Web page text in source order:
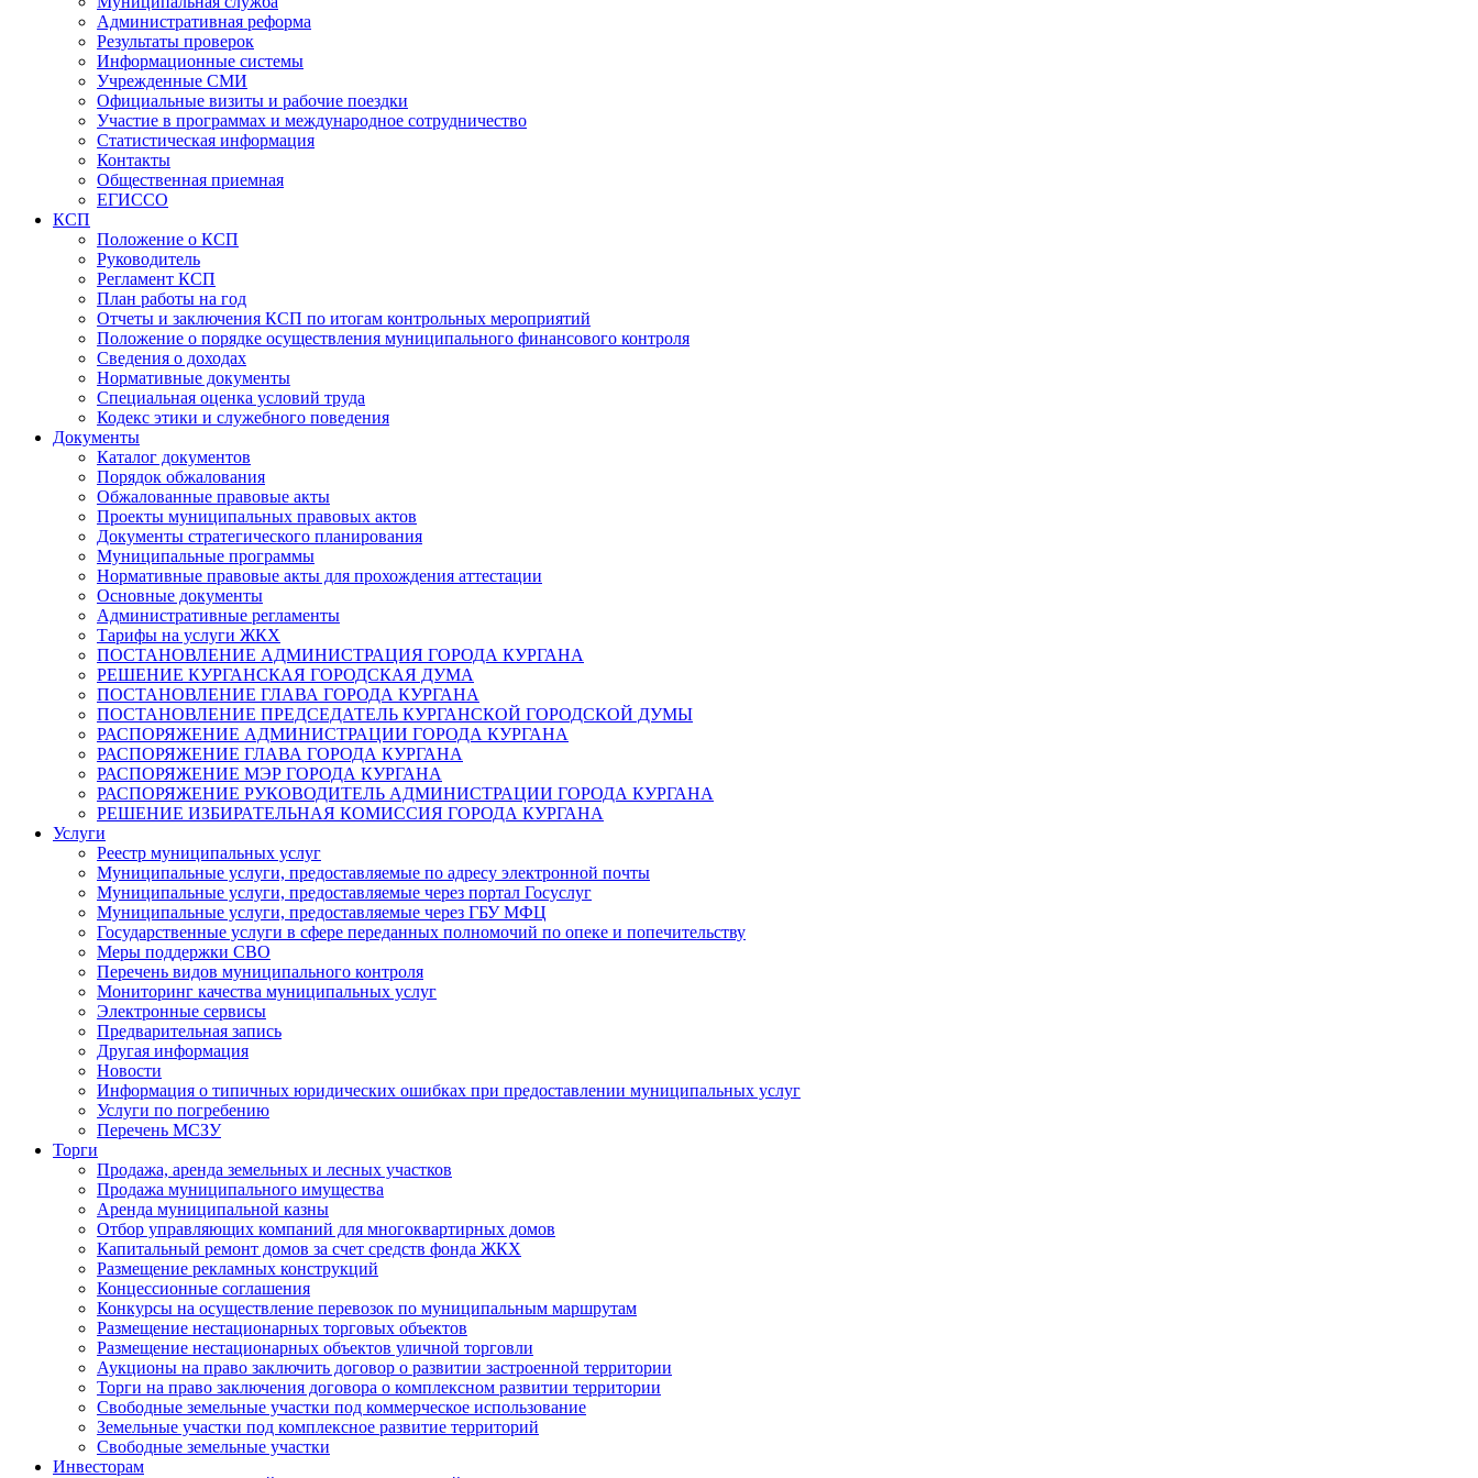
Административная реформа
Результаты проверок
Информационные системы
Учрежденные СМИ
Официальные визиты и рабочие поездки
Участие в программах и международное сотрудничество
Статистическая информация
Контакты
Общественная приемная
ЕГИССО
КСП
Положение о КСП
Руководитель
Регламент КСП
План работы на год
Отчеты и заключения КСП по итогам контрольных мероприятий
Положение о порядке осуществления муниципального финансового контроля
Сведения о доходах
Нормативные документы
Специальная оценка условий труда
Кодекс этики и служебного поведения
Документы
Каталог документов
Порядок обжалования
Обжалованные правовые акты
Проекты муниципальных правовых актов
Документы стратегического планирования
Муниципальные программы
Нормативные правовые акты для прохождения аттестации
Основные документы
Административные регламенты
Тарифы на услуги ЖКХ
ПОСТАНОВЛЕНИЕ АДМИНИСТРАЦИЯ ГОРОДА КУРГАНА
РЕШЕНИЕ КУРГАНСКАЯ ГОРОДСКАЯ ДУМА
ПОСТАНОВЛЕНИЕ ГЛАВА ГОРОДА КУРГАНА
ПОСТАНОВЛЕНИЕ ПРЕДСЕДАТЕЛЬ КУРГАНСКОЙ ГОРОДСКОЙ ДУМЫ
РАСПОРЯЖЕНИЕ АДМИНИСТРАЦИИ ГОРОДА КУРГАНА
РАСПОРЯЖЕНИЕ ГЛАВА ГОРОДА КУРГАНА
РАСПОРЯЖЕНИЕ МЭР ГОРОДА КУРГАНА
РАСПОРЯЖЕНИЕ РУКОВОДИТЕЛЬ АДМИНИСТРАЦИИ ГОРОДА КУРГАНА
РЕШЕНИЕ ИЗБИРАТЕЛЬНАЯ КОМИССИЯ ГОРОДА КУРГАНА
Услуги
Реестр муниципальных услуг
Муниципальные услуги, предоставляемые по адресу электронной почты
Муниципальные услуги, предоставляемые через портал Госуслуг
Муниципальные услуги, предоставляемые через ГБУ МФЦ
Государственные услуги в сфере переданных полномочий по опеке и попечительству
Меры поддержки СВО
Перечень видов муниципального контроля
Мониторинг качества муниципальных услуг
Электронные сервисы
Предварительная запись
Другая информация
Новости
Информация о типичных юридических ошибках при предоставлении муниципальных услуг
Услуги по погребению
Перечень МСЗУ
Торги
Продажа, аренда земельных и лесных участков
Продажа муниципального имущества
Аренда муниципальной казны
Отбор управляющих компаний для многоквартирных домов
Капитальный ремонт домов за счет средств фонда ЖКХ
Размещение рекламных конструкций
Концессионные соглашения
Конкурсы на осуществление перевозок по муниципальным маршрутам
Размещение нестационарных торговых объектов
Размещение нестационарных объектов уличной торговли
Аукционы на право заключить договор о развитии застроенной территории
Торги на право заключения договора о комплексном развитии территории
Свободные земельные участки под коммерческое использование
Земельные участки под комплексное развитие территорий
Свободные земельные участки
Инвесторам